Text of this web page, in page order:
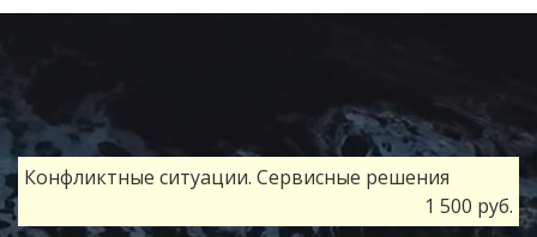
Конфликтные ситуации. Сервисные решения
1 500 руб.